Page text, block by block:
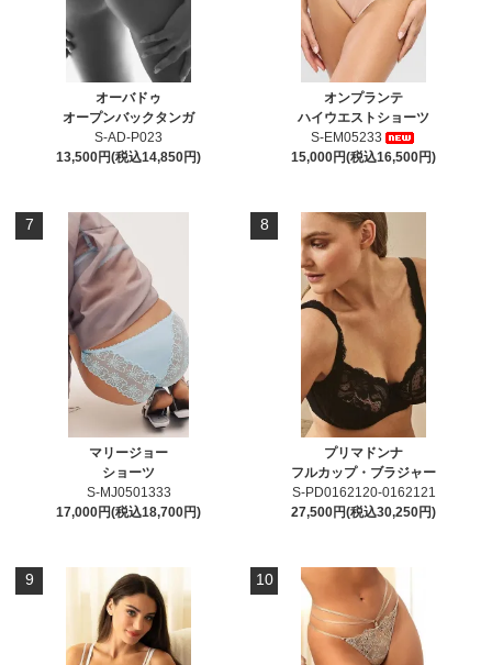
オーバドゥ
オープンバックタンガ
S-AD-P023
13,500円(税込14,850円)
オンプランテ
ハイウエストショーツ
S-EM05233
15,000円(税込16,500円)
7
マリージョー
ショーツ
S-MJ0501333
17,000円(税込18,700円)
8
プリマドンナ
フルカップ・ブラジャー
S-PD0162120-0162121
27,500円(税込30,250円)
9 10